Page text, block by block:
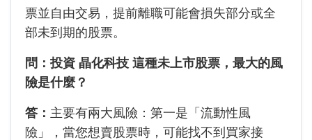
票並自由交易，提前離職可能會損失部分或全
部未到期的股票。
問：投資 晶化科技 這種未上市股票，最大的風
險是什麼？
答： 主要有兩大風險：第一是「流動性風
險」，當您想賣股票時，可能找不到買家接